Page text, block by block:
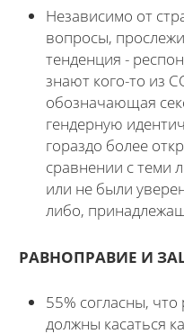
Независимо от
вопросы,
тенденция -
знают кого-то из
обозначающая
гендерную
гораздо более
сравнении с теми
или не были
либо,
РАВНОПРАВИЕ И
55% согласны,
должны касаться